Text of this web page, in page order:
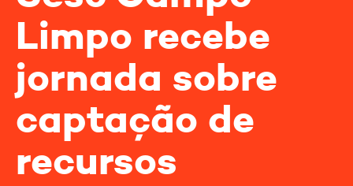
Limpo recebe
jornada sobre
captação de
recursos